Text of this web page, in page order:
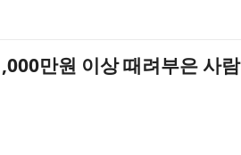
만원 이상 때려부은 사